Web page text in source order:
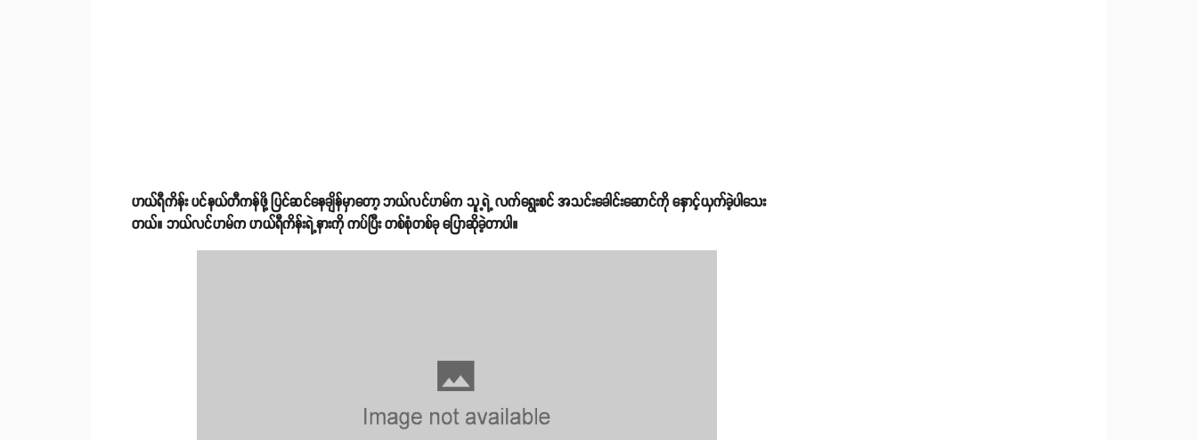
ဟယ်ရီကိန်း ပင်နယ်တီကန်ဖို့ ပြင်ဆင်နေချိန်မှာတော့ ဘယ်လင်ဟမ်က သူ့ရဲ့ လက်ရွေးစင် အသင်းခေါင်းဆောင်ကို နှောင့်ယှက်ခဲ့ပါသေး
တယ်။ ဘယ်လင်ဟမ်က ဟယ်ရီကိန်းရဲ့နားကို ကပ်ပြီး တစ်စုံတစ်ခု ပြောဆိုခဲ့တာပါ။